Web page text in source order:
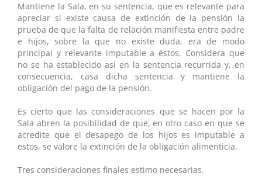
Mantiene la Sala, en su sentencia, que es relevante para
apreciar si existe causa de extinción de la pensión la
prueba de que la falta de relación manifiesta entre padre
e hijos, sobre la que no existe duda, era de modo
principal y relevante imputable a éstos. Considera que
no se ha establecido así en la sentencia recurrida y, en
consecuencia, casa dicha sentencia y mantiene la
obligación del pago de la pensión.
Es cierto que las consideraciones que se hacen por la
Sala abren la posibilidad de que, en otro caso en que se
acredite que el desapego de los hijos es imputable a
estos, se valore la extinción de la obligación alimenticia.
Tres consideraciones finales estimo necesarias.